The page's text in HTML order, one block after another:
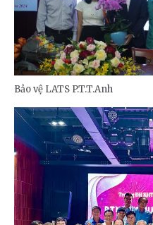
Bảo vệ LATS P.T.T.Anh